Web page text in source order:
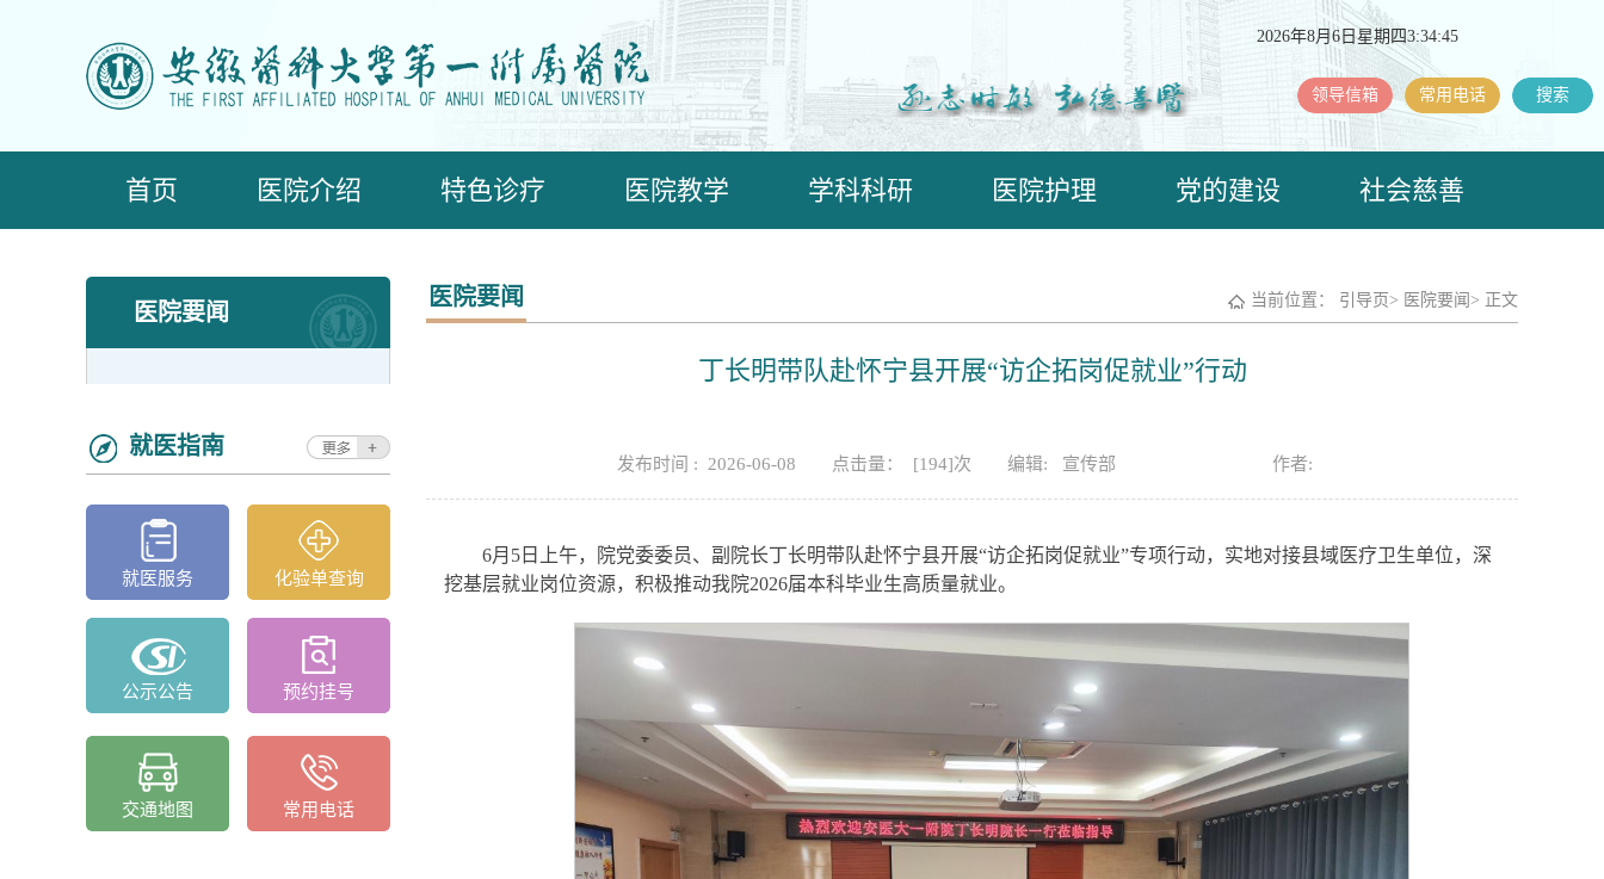
2026年8月6日星期四3:34:46
领导信箱 常用电话 搜索
首页 医院介绍 特色诊疗 医院教学 学科科研 医院护理 党的建设 社会慈善
医院要闻
就医指南
就医服务 化验单查询
公示公告 预约挂号
交通地图 常用电话
医院要闻 当前位置： 引导页> 医院要闻 > 正文
丁长明带队赴怀宁县开展“访企拓岗促就业”行动
发布时间 : 2026-06-08 点击量： [194]次 编辑: 宣传部 作者:
6月5日上午，院党委委员、副院长丁长明带队赴怀宁县开展“访企拓岗促就业”专项行动，实地对接县域医疗卫生单位，深
挖基层就业岗位资源，积极推动我院2026届本科毕业生高质量就业。